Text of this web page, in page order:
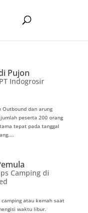
Pujon
PT Indogrosir
Outbound dan arung
jumlah peserta 200 orang
tepat pada tanggal
Camping di
atau kemah saat
waktu libur.